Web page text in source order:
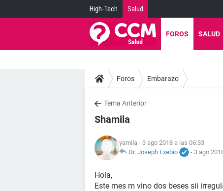
High-Tech Salud
FOROS SALUD
Foros Embarazo
Tema Anterior
Shamila
yamila - 3 ago 2018 a las 06:33
Dr. Joseph Exebio
- 3 ago
Hola,
Este mes m vino dos beses sii